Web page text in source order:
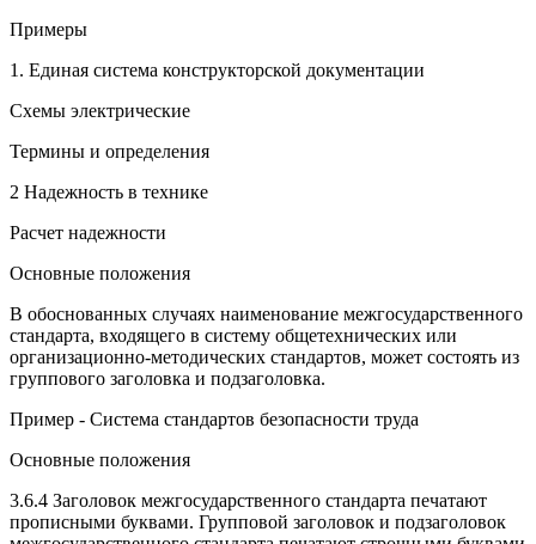
Примеры
1. Единая система конструкторской документации
Схемы электрические
Термины и определения
2 Надежность в технике
Расчет надежности
Основные положения
В обоснованных случаях наименование межгосударственного
стандарта, входящего в систему общетехнических или
организационно-методических стандартов, может состоять из
группового заголовка и подзаголовка.
Пример - Система стандартов безопасности труда
Основные положения
3.6.4 Заголовок межгосударственного стандарта печатают
прописными буквами. Групповой заголовок и подзаголовок